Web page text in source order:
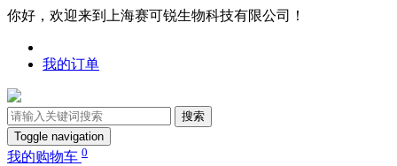
你好，欢迎来到上海赛可锐生物科技有限公司！
我的订单
搜索
Toggle navigation
我的购物车 0